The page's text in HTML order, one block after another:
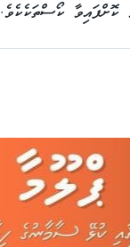
ކޯސްތަކެކެވެ.